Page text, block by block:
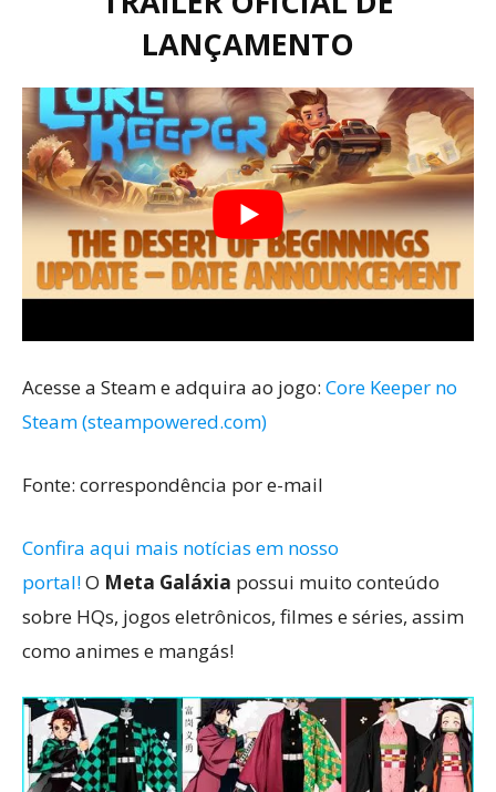
LANÇAMENTO
Acesse a Steam e adquira ao jogo: Core Keeper no
Steam (steampowered.com)
Fonte: correspondência por e-mail
Confira aqui mais notícias em nosso
portal!O Meta Galáxia possui muito conteúdo
sobre HQs, jogos eletrônicos, filmes e séries, assim
como animes e mangás!